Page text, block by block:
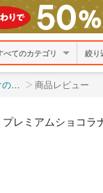
絞り
コ 商品レビュー
レミアムショコ